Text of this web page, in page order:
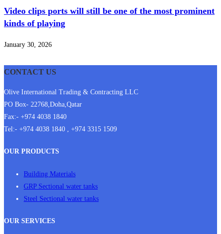
Video clips ports will still be one of the most prominent
kinds of playing
January 30, 2026
CONTACT US
Olive International Trading & Contracting LLC
PO Box- 22768,Doha,Qatar
Fax:- +974 4038 1840
Tel:- +974 4038 1840 , +974 3315 1509
OUR PRODUCTS
Building Materials
GRP Sectional water tanks
Steel Sectional water tanks
OUR SERVICES